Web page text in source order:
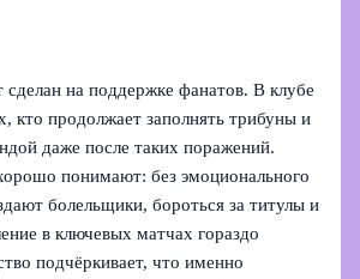
сделан на поддержке фанатов. В клубе
кто продолжает заполнять трибуны и
даже после таких поражений.
понимают: без эмоционального
болельщики, бороться за титулы и
в ключевых матчах гораздо
подчёркивает, что именно